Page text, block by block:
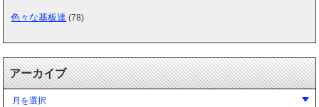
色々な基板達 (78)
アーカイブ